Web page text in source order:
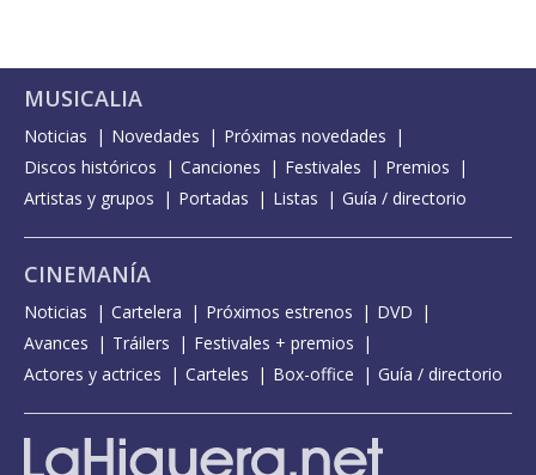
MUSICALIA
Noticias Novedades
Próximas novedades
Discos históricos
Canciones Festivales
Premios
Artistas y grupos
Portadas Listas Guía / directorio
CINEMANÍA
Noticias Cartelera Próximos estrenos
DVD
Avances
Tráilers
Festivales + premios
Actores y actrices
Carteles Box-office Guía / directorio